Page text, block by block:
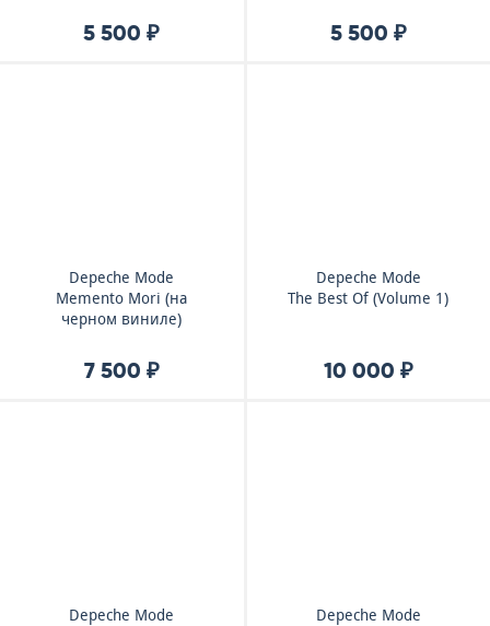
5 500 ₽ 5 500 ₽
Depeche Mode
Memento Mori (на
черном виниле)
7 500 ₽
Depeche Mode
The Best Of (Volume 1)
10 000 ₽
Depeche Mode
Depeche Mode